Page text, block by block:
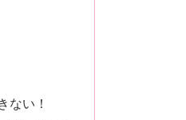
ない！